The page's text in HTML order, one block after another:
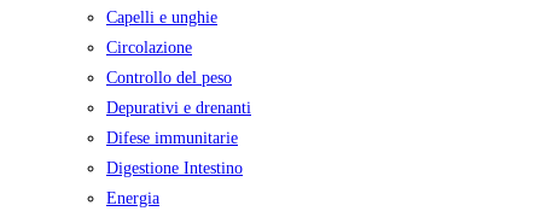
Capelli e unghie
Circolazione
Controllo del peso
Depurativi e drenanti
Difese immunitarie
Digestione Intestino
Energia